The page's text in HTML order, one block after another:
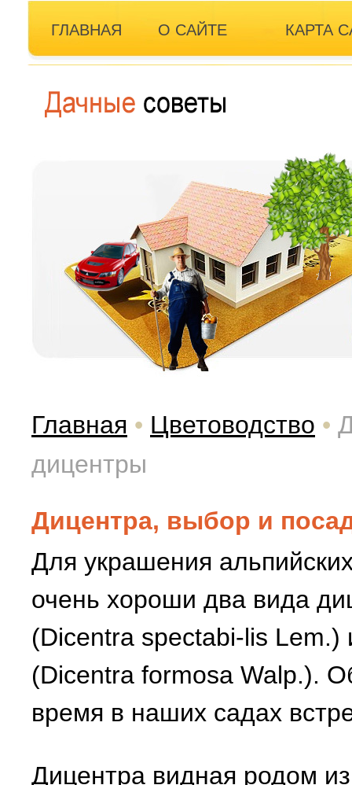
ГЛАВНАЯ О САЙТЕ КАРТА
Главная • Цветоводство •
дицентры
Дицентра, выбор и
Для украшения
очень хороши два вида
(Dicentra spectabi-lis Lem.)
(Dicentra formosa Walp.).
время в наших садах
Дицентра видная родом